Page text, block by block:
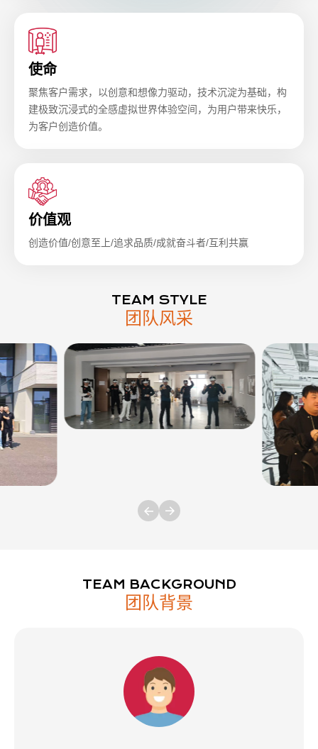
使命
聚焦客户需求，以创意和想像力驱动，技术沉淀为基础，构
建极致沉浸式的全感虚拟世界体验空间，为用户带来快乐，
为客户创造价值。
价值观
创造价值/创意至上/追求品质/成就奋斗者/互利共赢
TEAM STYLE
团队风采
TEAM BACKGROUND
团队背景